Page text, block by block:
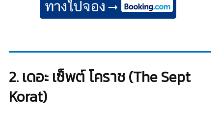
2. เดอะ เซ็พต์ โคราช (The Sept
Korat)